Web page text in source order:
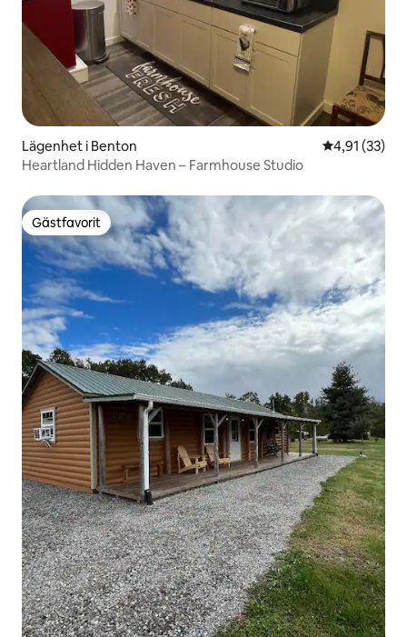
Lägenhet i Benton 4,91 av 5 i
4,91 (33)
Heartland Hidden Haven – Farmhouse Studio
Gästfavorit
Gästfavorit